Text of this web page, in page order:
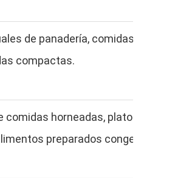
de panadería, comidas escolares y
compactas.
comidas horneadas, platos principales
preparados congelados.